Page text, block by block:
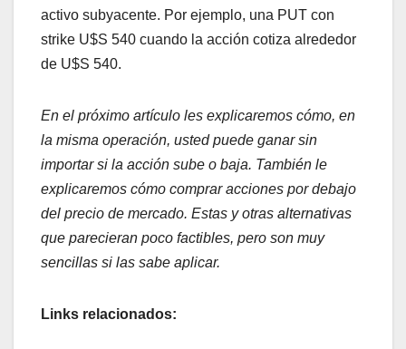
activo subyacente. Por ejemplo, una PUT con
strike U$S 540 cuando la acción cotiza alrededor
de U$S 540.
En el próximo artículo les explicaremos cómo, en
la misma operación, usted puede ganar sin
importar si la acción sube o baja. También le
explicaremos cómo comprar acciones por debajo
del precio de mercado. Estas y otras alternativas
que parecieran poco factibles, pero son muy
sencillas si las sabe aplicar.
Links relacionados: